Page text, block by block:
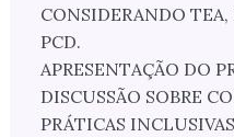
CONSIDERANDO
PCD.
APRESENTAÇÃO DO
DISCUSSÃO SOBRE
PRÁTICAS